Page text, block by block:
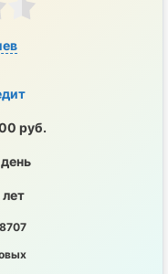
руб.